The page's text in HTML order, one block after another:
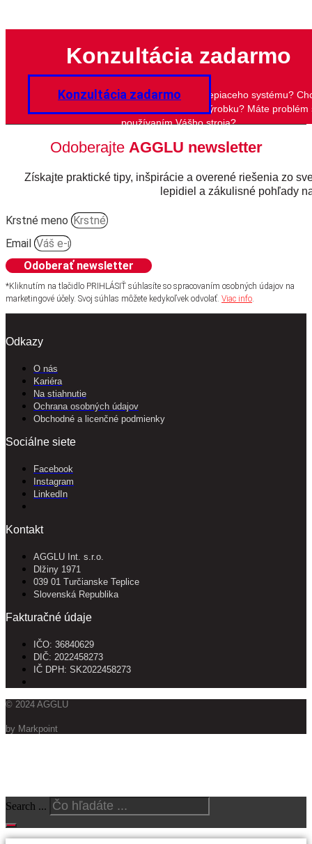
Konzultácia zadarmo
Potrebujete poradiť s výberom lepidla či lepiaceho systému?
zlepšiť kvalitu lepeného spoja Vášho výrobku? Máte problém
používaním Vášho stroja?
Konzultácia zadarmo
Odoberajte AGGLU newsletter
Získajte praktické tipy, inšpirácie a overené riešenia zo
lepidiel a zákulisné pohľady
Krstné meno
Email
Odoberať newsletter
*Kliknutím na tlačidlo PRIHLÁSIŤ súhlasíte so spracovaním osobných údajov na
marketingové účely. Svoj súhlas môžete kedykoľvek odvolať. Viac info.
Odkazy
O nás
Kariéra
Na stiahnutie
Ochrana osobných údajov
Obchodné a licenčné podmienky
Sociálne siete
Facebook
Instagram
LinkedIn
Kontakt
AGGLU Int. s.r.o.
Dlžiny 1971
039 01 Turčianske Teplice
Slovenská Republika
Fakturačné údaje
IČO: 36840629
DIČ: 2022458273
IČ DPH: SK2022458273
© 2024 AGGLU
by Markpoint
Search ...